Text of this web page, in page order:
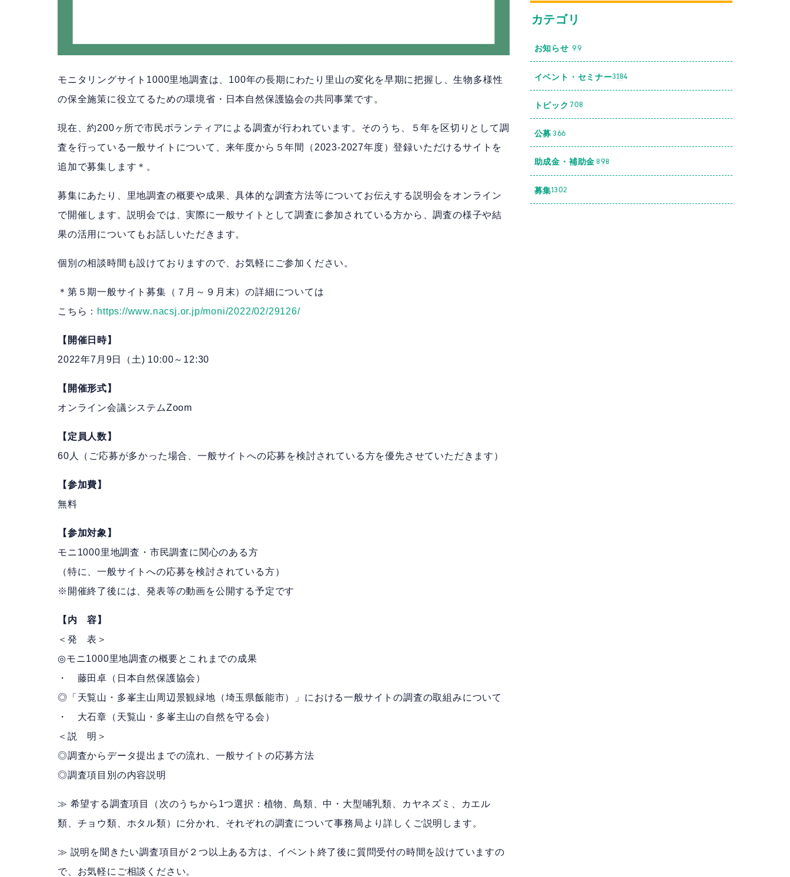
モニタリングサイト1000里地調査は、100年の長期にわたり里山の変化を早期に把握し、生物多様性
の保全施策に役立てるための環境省・日本自然保護協会の共同事業です。
現在、約200ヶ所で市民ボランティアによる調査が行われています。そのうち、５年を区切りとして調
査を行っている一般サイトについて、来年度から５年間（2023-2027年度）登録いただけるサイトを
追加で募集します＊。
募集にあたり、里地調査の概要や成果、具体的な調査方法等についてお伝えする説明会をオンライン
で開催します。説明会では、実際に一般サイトとして調査に参加されている方から、調査の様子や結
果の活用についてもお話しいただきます。
個別の相談時間も設けておりますので、お気軽にご参加ください。
＊第５期一般サイト募集（７月～９月末）の詳細については
こちら： https://www.nacsj.or.jp/moni/2022/02/29126/
【開催日時】
2022年7月9日（土) 10:00～12:30
【開催形式】
オンライン会議システムZoom
【定員人数】
60人（ご応募が多かった場合、一般サイトへの応募を検討されている方を優先させていただきます）
【参加費】
無料
【参加対象】
モニ1000里地調査・市民調査に関心のある方
（特に、一般サイトへの応募を検討されている方）
※開催終了後には、発表等の動画を公開する予定です
【内 容】
＜発 表＞
◎モニ1000里地調査の概要とこれまでの成果
・ 藤田卓（日本自然保護協会）
◎「天覧山・多峯主山周辺景観緑地（埼玉県飯能市）」における一般サイトの調査の取組みについて
・ 大石章（天覧山・多峯主山の自然を守る会）
＜説 明＞
◎調査からデータ提出までの流れ、一般サイトの応募方法
◎調査項目別の内容説明
≫ 希望する調査項目（次のうちから1つ選択：植物、鳥類、中・大型哺乳類、カヤネズミ、カエル
類、チョウ類、ホタル類）に分かれ、それぞれの調査について事務局より詳しくご説明します。
≫ 説明を聞きたい調査項目が２つ以上ある方は、イベント終了後に質問受付の時間を設けていますの
で、お気軽にご相談ください。
カテゴリ
お知らせ 99
イベント・セミナー3184
トピック 708
公募 366
助成金・補助金 898
募集1302